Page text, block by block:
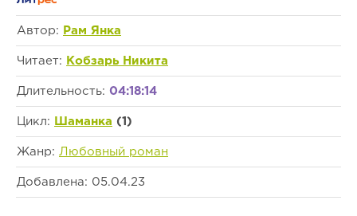
Автор: Рам Янка
Читает: Кобзарь Никита
Длительность: 04:18:14
Цикл: Шаманка (1)
Жанр: Любовный роман
Добавлена: 05.04.23